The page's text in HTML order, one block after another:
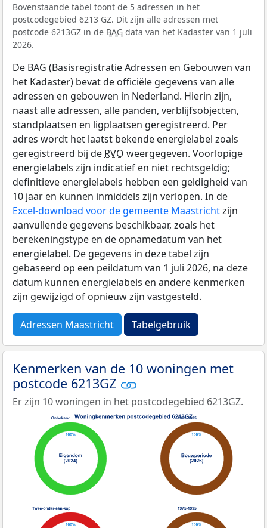
Bovenstaande tabel toont de 5 adressen in het
postcodegebied 6213 GZ. Dit zijn alle adressen met
postcode 6213GZ in de BAG data van het Kadaster van 1 juli
2026.
De BAG (Basisregistratie Adressen en Gebouwen van
het Kadaster) bevat de officiële gegevens van alle
adressen en gebouwen in Nederland. Hierin zijn,
naast alle adressen, alle panden, verblijfsobjecten,
standplaatsen en ligplaatsen geregistreerd. Per
adres wordt het laatst bekende energielabel zoals
geregistreerd bij de RVO weergegeven. Voorlopige
energielabels zijn indicatief en niet rechtsgeldig;
definitieve energielabels hebben een geldigheid van
10 jaar en kunnen inmiddels zijn verlopen. In de
Excel-download voor de gemeente Maastrichtzijn
aanvullende gegevens beschikbaar, zoals het
berekeningstype en de opnamedatum van het
energielabel. De gegevens in deze tabel zijn
gebaseerd op een peildatum van 1 juli 2026, na deze
datum kunnen energielabels en andere kenmerken
zijn gewijzigd of opnieuw zijn vastgesteld.
Adressen Maastricht Tabelgebruik
Kenmerken van de 10 woningen met
postcode 6213GZ
Er zijn 10 woningen in het postcodegebied 6213GZ.